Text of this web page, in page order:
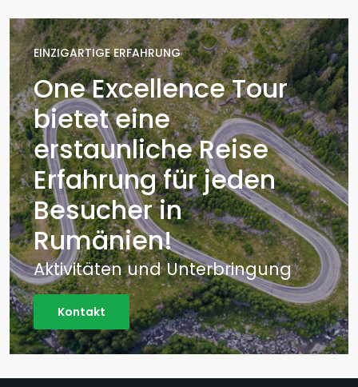
EINZIGARTIGE ERFAHRUNG
One Excellence Tour
bietet eine
erstaunliche Reise
Erfahrung für jeden
Besucher in
Rumänien!
Aktivitäten und Unterbringung
Kontakt